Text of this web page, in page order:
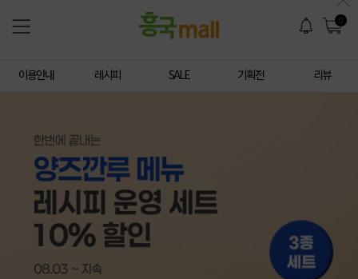
0
이용안내 레시피 SALE 기획전 리뷰